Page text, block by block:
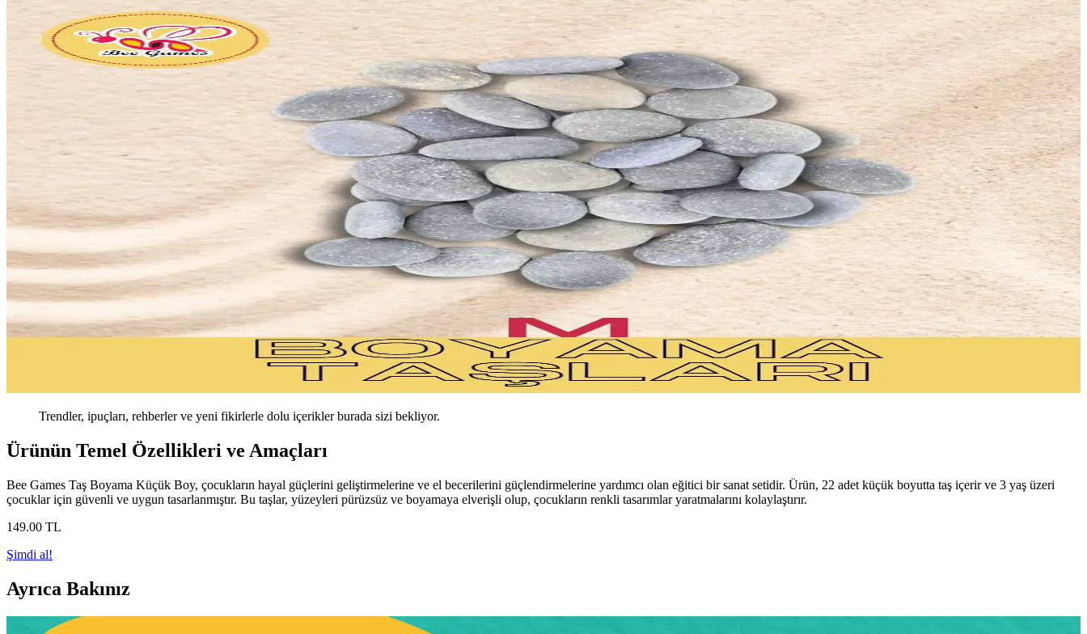
Trendler, ipuçları, rehberler ve yeni fikirlerle dolu içerikler burada sizi bekliyor.
Ürünün Temel Özellikleri ve Amaçları
Bee Games Taş Boyama Küçük Boy, çocukların hayal güçlerini geliştirmelerine ve el becerilerini güçlendirmelerine yardımcı olan eğitici bir sanat setidir. Ürün, 22 adet küçük boyutta taş içerir ve 3 yaş üzeri
çocuklar için güvenli ve uygun tasarlanmıştır. Bu taşlar, yüzeyleri pürüzsüz ve boyamaya elverişli olup, çocukların renkli tasarımlar yaratmalarını kolaylaştırır.
149.00 TL
Şimdi al!
Ayrıca Bakınız